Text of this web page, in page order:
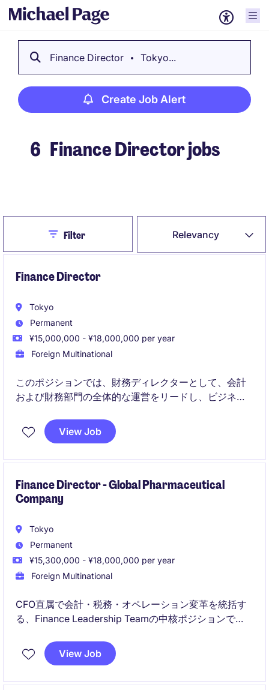
Finance Director Tokyo...
Create Job Alert
6 Finance Director jobs
Relevancy
CloseFilter
Finance Director
Tokyo
Permanent
¥15,000,000 - ¥18,000,000 per year
Foreign Multinational
このポジションでは、財務ディレクターとして、会計
および財務部門の全体的な運営をリードし、ビジネス
ます。FMCG業界での経験を活かし、戦略的な意思決
定をサポートすることが求められます。
View Job
Finance Director - Global Pharmaceutical
Company
Tokyo
Permanent
¥15,300,000 - ¥18,000,000 per year
Foreign Multinational
CFO直属で会計・税務・オペレーション変革を統括す
る、Finance Leadership Teamの中核ポジションで
税務監査対応や会計専門性を活かしながら、組織変
View Job